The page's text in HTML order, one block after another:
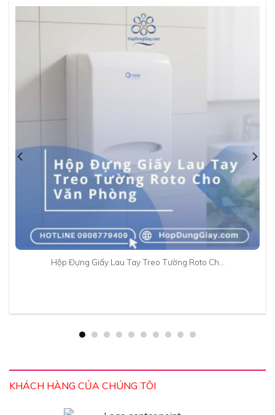
Hộp Đựng Giấy Lau Tay Treo Tường Roto Ch…
KHÁCH HÀNG CỦA CHÚNG TÔI